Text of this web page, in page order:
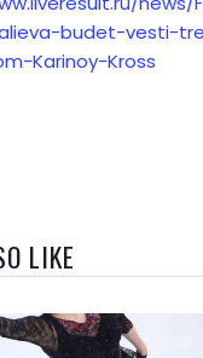
budet-vesti-
Karinoy-Kross
LIKE